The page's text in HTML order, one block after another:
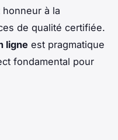
à la
de qualité certifiée.
ligne est pragmatique
fondamental pour